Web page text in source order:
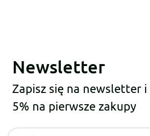
Newsletter
Zapisz się na newsletter
5% na pierwsze zakupy